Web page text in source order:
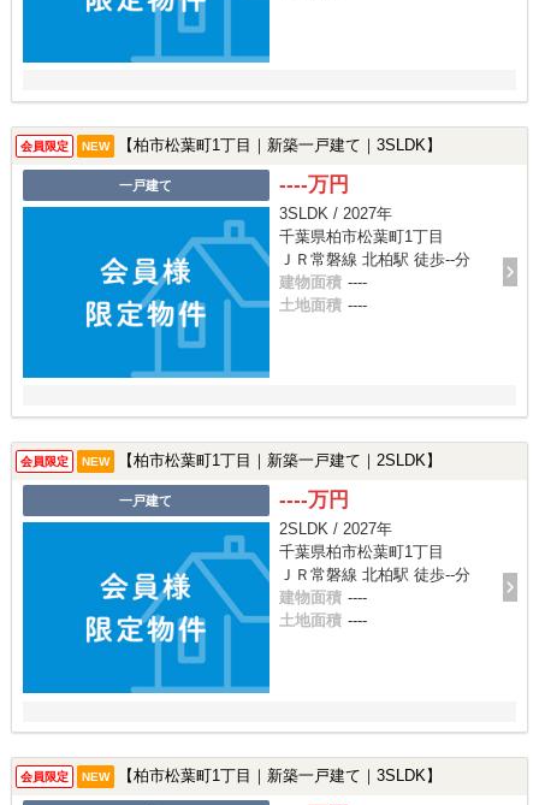
会員限定 NEW 【柏市松葉町1丁目｜新築一戸建て｜3SLDK】
一戸建て ----万円
3SLDK / 2027年
千葉県柏市松葉町1丁目
ＪＲ常磐線 北柏駅 徒歩--分
建物面積 ----
土地面積 ----
会員限定 NEW 【柏市松葉町1丁目｜新築一戸建て｜2SLDK】
一戸建て ----万円
2SLDK / 2027年
千葉県柏市松葉町1丁目
ＪＲ常磐線 北柏駅 徒歩--分
建物面積 ----
土地面積 ----
会員限定 NEW 【柏市松葉町1丁目｜新築一戸建て｜3SLDK】